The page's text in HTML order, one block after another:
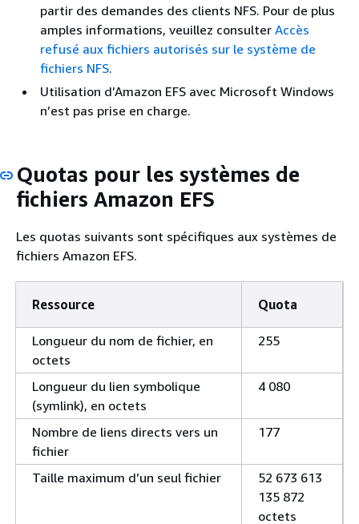
partir des demandes des clients NFS. Pour de plus
amples informations, veuillez consulter Accès
refusé aux fichiers autorisés sur le système de
fichiers NFS.
Utilisation d’Amazon EFS avec Microsoft Windows
n’est pas prise en charge.
Quotas pour les systèmes de
fichiers Amazon EFS
Les quotas suivants sont spécifiques aux systèmes de
fichiers Amazon EFS.
Ressource Quota
Longueur du nom de fichier, en
octets
255
Longueur du lien symbolique
(symlink), en octets
4 080
Nombre de liens directs vers un
fichier
177
Taille maximum d’un seul fichier
52 673 613
135 872
octets